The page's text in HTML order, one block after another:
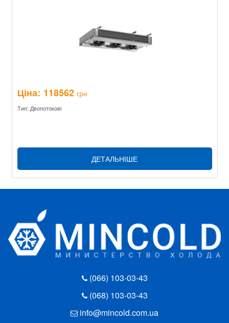
Ціна: 118562 грн
Тип: Двопотокові
ДЕТАЛЬНІШЕ
(066) 103-03-43
(068) 103-03-43
info@mincold.com.ua